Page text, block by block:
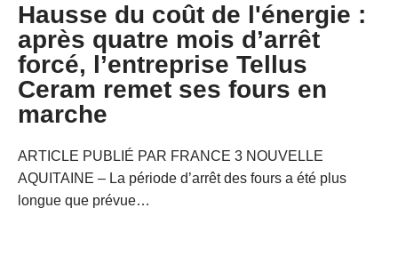
Hausse du coût de l'énergie :
après quatre mois d’arrêt
forcé, l’entreprise Tellus
Ceram remet ses fours en
marche
ARTICLE PUBLIÉ PAR FRANCE 3 NOUVELLE
AQUITAINE – La période d’arrêt des fours a été plus
longue que prévue…